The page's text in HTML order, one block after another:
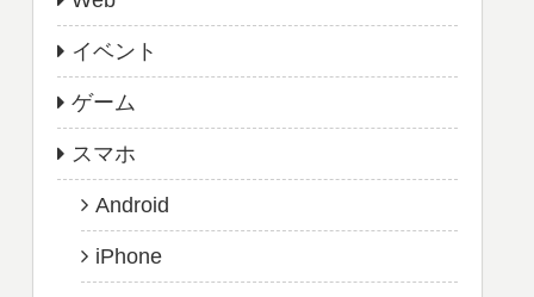
イベント
ゲーム
スマホ
Android
iPhone